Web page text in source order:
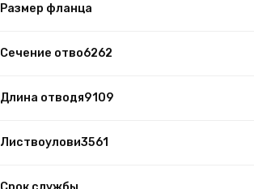
Размер фланца
Сечение отво6262
Длина отводя9109
Листвоулови3561